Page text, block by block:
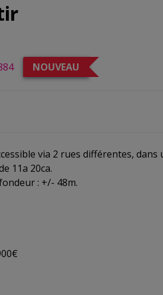
NOUVEAU
via 2 rues différentes, dans
11a 20ca.
: +/- 48m.